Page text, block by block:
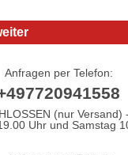
Anfragen per Telefon:
(nur Versand)
Uhr und Samstag